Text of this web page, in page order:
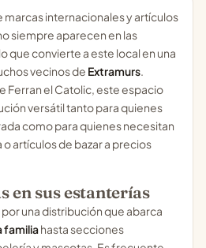
internacionales y artículos
siempre aparecen en las
que convierte a este local en una
vecinos de Extramurs.
Ferran el Catolic, este espacio
versátil tanto para quienes
como para quienes necesitan
artículos de bazar a precios
en sus estanterías
una distribución que abarca
familiahasta secciones